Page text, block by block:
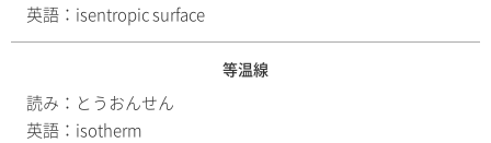
英語： isentropic surface
等温線
読み： とうおんせん
英語： isotherm